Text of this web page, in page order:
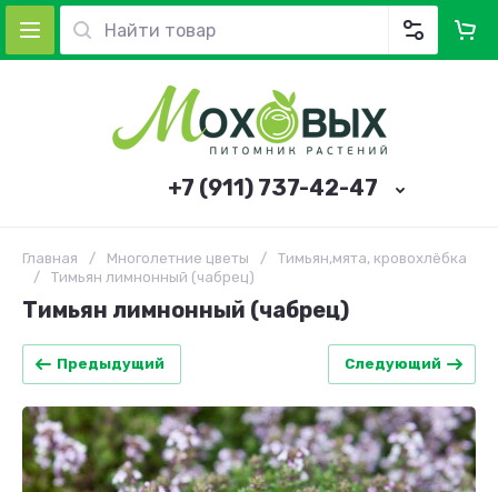
+7 (911) 737-42-47
Главная / Многолетние цветы /
Тимьян,мята, кровохлёбка
/
Тимьян лимнонный (чабрец)
Тимьян лимнонный (чабрец)
Предыдущий Следующий